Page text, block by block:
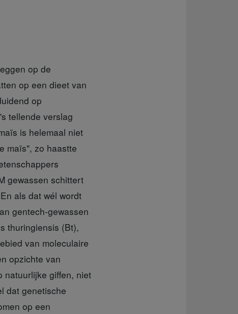
op de
op een dieet van
op
tellende verslag
is helemaal niet
maïs", zo haastte
gewassen schittert
En als dat wél wordt
gentech-gewassen
thuringiensis (Bt),
van moleculaire
opzichte van
natuurlijke giffen, niet
dat genetische
op een